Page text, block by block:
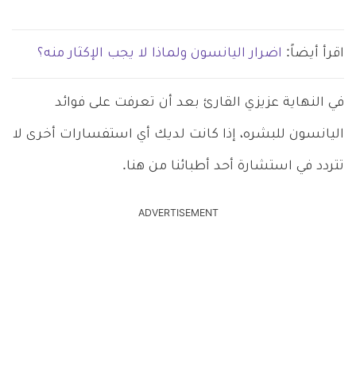
اقرأ أيضاً: اضرار اليانسون ولماذا لا يجب الإكثار منه؟
في النهاية عزيزي القارئ بعد أن تعرفت على فوائد
اليانسون للبشره، إذا كانت لديك أي استفسارات أخرى لا
تتردد في استشارة أحد أطبائنا من هنا.
ADVERTISEMENT